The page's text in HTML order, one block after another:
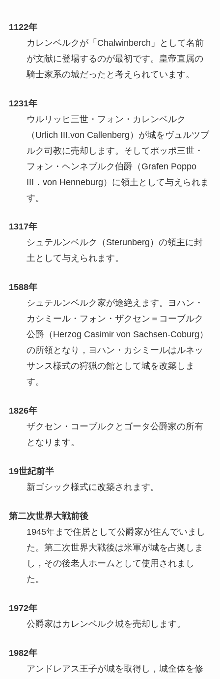
1122年
カレンベルクが「Chalwinberch」として名前
が文献に登場するのが最初です。皇帝直属の
騎士家系の城だったと考えられています。
1231年
ウルリッヒ三世・フォン・カレンベルク
（Urlich III.von Callenberg）が城をヴュルツブ
ルク司教に売却します。そしてポッポ三世・
フォン・ヘンネブルク伯爵（Grafen Poppo
III．von Henneburg）に領土として与えられま
す。
1317年
シュテルンベルク（Sterunberg）の領主に封
土として与えられます。
1588年
シュテルンベルク家が途絶えます。ヨハン・
カシミール・フォン・ザクセン＝コーブルク
公爵（Herzog Casimir von Sachsen-Coburg）
の所領となり，ヨハン・カシミールはルネッ
サンス様式の狩猟の館として城を改築しま
す。
1826年
ザクセン・コーブルクとゴータ公爵家の所有
となります。
19世紀前半
新ゴシック様式に改築されます。
第二次世界大戦前後
1945年まで住居として公爵家が住んでいまし
た。第二次世界大戦後は米軍が城を占拠しま
し，その後老人ホームとして使用されまし
た。
1972年
公爵家はカレンベルク城を売却します。
1982年
アンドレアス王子が城を取得し，城全体を修